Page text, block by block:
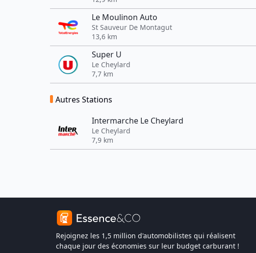
Le Moulinon Auto
St Sauveur De Montagut
13,6 km
Super U
Le Cheylard
7,7 km
Autres Stations
Intermarche Le Cheylard
Le Cheylard
7,9 km
Rejoignez les 1,5 million d'automobilistes qui réalisent
chaque jour des économies sur leur budget carburant !